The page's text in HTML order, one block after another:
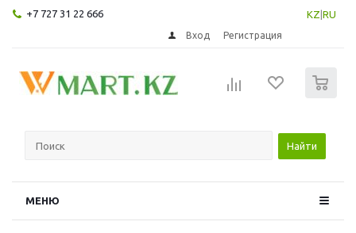
+7 727 31 22 666 KZ RU
Вход Регистрация
Найти
МЕНЮ